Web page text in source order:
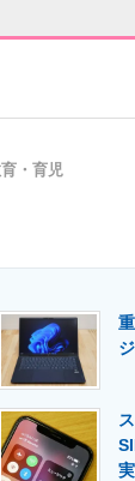
ミュニティ
活用を支援
・育児